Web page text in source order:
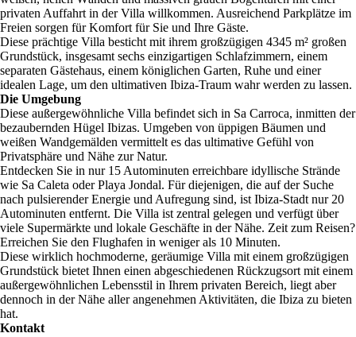
privaten Auffahrt in der Villa willkommen. Ausreichend Parkplätze im
Freien sorgen für Komfort für Sie und Ihre Gäste.
Diese prächtige Villa besticht mit ihrem großzügigen 4345 m² großen
Grundstück, insgesamt sechs einzigartigen Schlafzimmern, einem
separaten Gästehaus, einem königlichen Garten, Ruhe und einer
idealen Lage, um den ultimativen Ibiza-Traum wahr werden zu lassen.
Die Umgebung
Diese außergewöhnliche Villa befindet sich in Sa Carroca, inmitten der
bezaubernden Hügel Ibizas. Umgeben von üppigen Bäumen und
weißen Wandgemälden vermittelt es das ultimative Gefühl von
Privatsphäre und Nähe zur Natur.
Entdecken Sie in nur 15 Autominuten erreichbare idyllische Strände
wie Sa Caleta oder Playa Jondal. Für diejenigen, die auf der Suche
nach pulsierender Energie und Aufregung sind, ist Ibiza-Stadt nur 20
Autominuten entfernt. Die Villa ist zentral gelegen und verfügt über
viele Supermärkte und lokale Geschäfte in der Nähe. Zeit zum Reisen?
Erreichen Sie den Flughafen in weniger als 10 Minuten.
Diese wirklich hochmoderne, geräumige Villa mit einem großzügigen
Grundstück bietet Ihnen einen abgeschiedenen Rückzugsort mit einem
außergewöhnlichen Lebensstil in Ihrem privaten Bereich, liegt aber
dennoch in der Nähe aller angenehmen Aktivitäten, die Ibiza zu bieten
hat.
Kontakt